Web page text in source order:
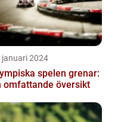
januari 2024
spelen grenar:
omfattande översikt